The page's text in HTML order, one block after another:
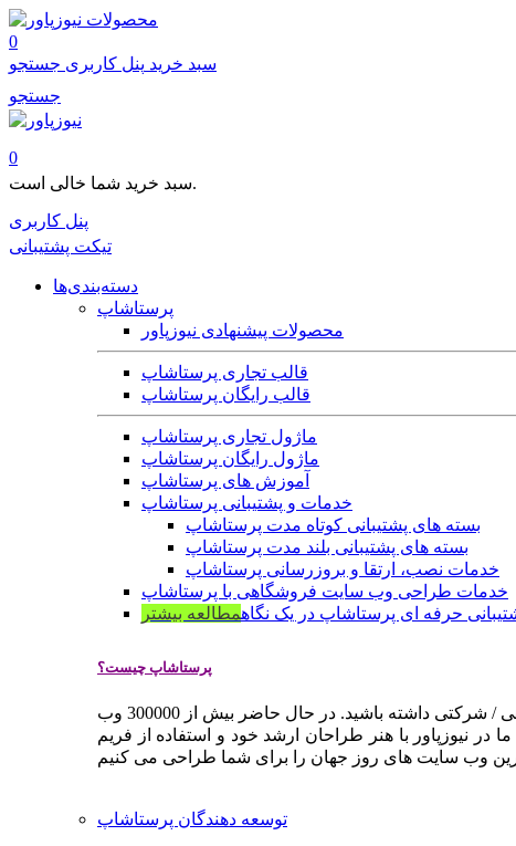
محصولات
0
سبد خرید پنل کاربری جستجو
جستجو
0
سبد خرید شما خالی است.
پنل کاربری
تیکت پشتیبانی
دسته‌بندی‌ها
پرستاشاپ
محصولات پیشنهادی نیوزپاور
قالب تجاری پرستاشاپ
قالب رایگان پرستاشاپ
ماژول تجاری پرستاشاپ
ماژول رایگان پرستاشاپ
آموزش های پرستاشاپ
خدمات و پشتیبانی پرستاشاپ
بسته های پشتیبانی کوتاه مدت پرستاشاپ
بسته های پشتیبانی بلند مدت پرستاشاپ
خدمات نصب، ارتقا و بروزرسانی پرستاشاپ
خدمات طراحی وب سایت فروشگاهی با پرستاشاپ
حرفه ای پرستاشاپ در یک نگاهمطالعه بیشتر
پرستاشاپ چیست؟
پرستاشاپ یک سیستم مدیریت وب سایت / فروشگاه آنلاین اپن سورس است که به شما کمک می کند به سرعت یک وب سایت فروشگاهی / شرکتی داشته باشید. در حال حاضر بیش از 300000 وب
نیوزپاور با هنر طراحان ارشد خود و استفاده از فریم
توسعه دهندگان پرستاشاپ